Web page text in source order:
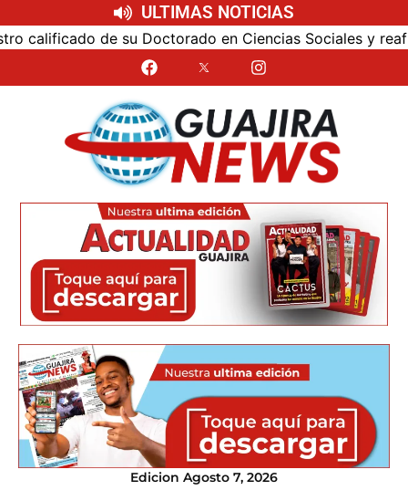
ULTIMAS NOTICIAS
de su Doctorado en Ciencias Sociales y
Edicion Agosto 7, 2026